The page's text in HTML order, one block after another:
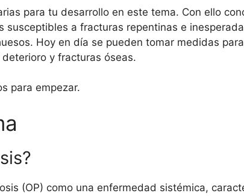
para tu desarrollo en este tema. Con ello
susceptibles a fracturas repentinas e
Hoy en día se pueden tomar medidas
y fracturas óseas.
para empezar.
(OP) como una enfermedad sistémica,